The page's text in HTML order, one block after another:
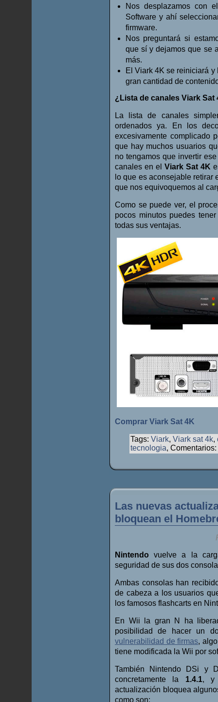
Nos desplazamos con
Software y ahí
firmware.
Nos preguntará si
que sí y dejamos que se
más.
El Viark 4K se reiniciará
gran cantidad de
¿Lista de canales Viark Sat
La lista de canales
ordenados ya. En los
excesivamente complicado
que hay muchos usuarios
no tengamos que invertir
canales en el Viark Sat 4K
lo que es aconsejable retirar
que nos equivoquemos al
Como se puede ver, el
pocos minutos puedes
todas sus ventajas.
Comprar Viark Sat 4K
Tags: Viark, Viark sat 4k,
tecnologia, Comentarios:
Las nuevas
bloquean el
Nintendo vuelve a la
seguridad de sus dos
Ambas consolas han
de cabeza a los usuarios
los famosos flashcarts en
En Wii la gran N ha
posibilidad de hacer un
vulnerabilidad de firmas,
tiene modificada la Wii por
También Nintendo DSi y
concretamente la 1.4.1, y
actualización bloquea
como son: